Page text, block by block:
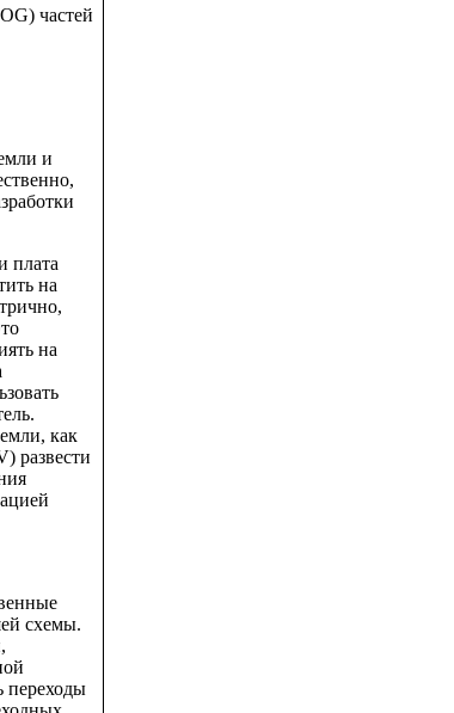
частей
и
плата
на
на
как
развести
схемы.
переходы